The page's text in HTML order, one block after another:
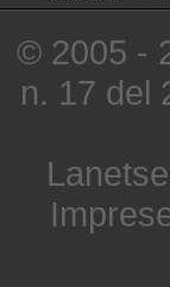
© 2005 -
n. 17 del